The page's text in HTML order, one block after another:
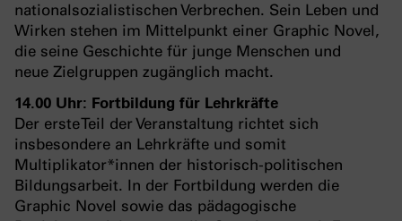
nationalsozialistischen Verbrechen. Sein Leben und
Wirken stehen im Mittelpunkt einer Graphic Novel,
die seine Geschichte für junge Menschen und
neue Zielgruppen zugänglich macht.
14.00 Uhr: Fortbildung für Lehrkräfte
Der erste Teil der Veranstaltung richtet sich
insbesondere an Lehrkräfte und somit
Multiplikator*innen der historisch-politischen
Bildungsarbeit. In der Fortbildung werden die
Graphic Novel sowie das pädagogische